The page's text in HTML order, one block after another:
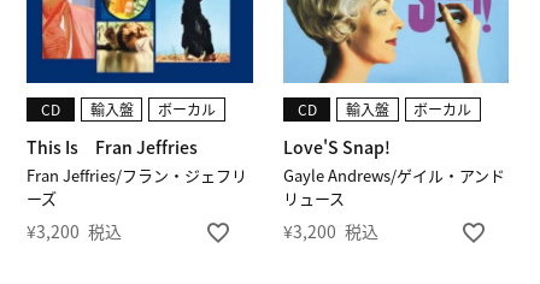
Fran Jeffries/フラン・ジェフリ
ーズ
This Is Fran Jeffries
CD 輸入盤 ボーカル
¥3,200 税込
Gayle Andrews/ゲイル・アンド
リュース
Love'S Snap!
CD 輸入盤 ボーカル
¥3,200 税込